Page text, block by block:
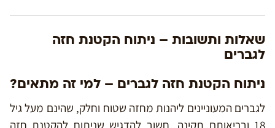
שאלות ותשובות – ניתוח הקטנת חזה
לגברים
ניתוח הקטנת חזה לגברים – למי זה מתאים?
לגברים המעוניינים ליהנות מחזה שטוח וחלק, שהינם מעל גיל
18 ובריאותם תקינה. חשוב להדגיש שניתוח להקטנת חזה